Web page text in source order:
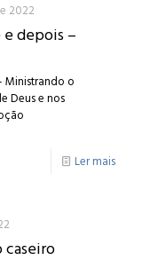
2022
depois –
Ministrando o
Deus e nos
Ler mais